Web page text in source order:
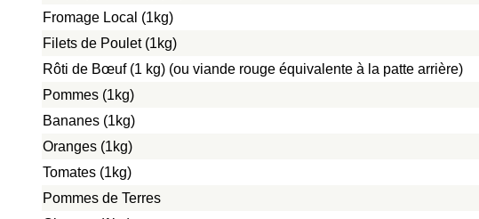
Fromage Local (1kg)
Filets de Poulet (1kg)
Rôti de Bœuf (1 kg) (ou viande rouge équivalente à la patte arrière)
Pommes (1kg)
Bananes (1kg)
Oranges (1kg)
Tomates (1kg)
Pommes de Terres